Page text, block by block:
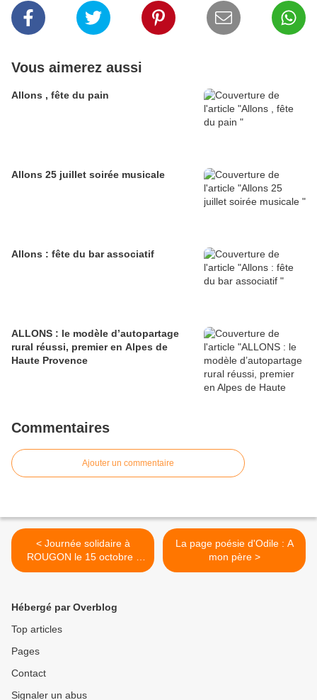
Vous aimerez aussi
Allons , fête du pain
Allons 25 juillet soirée musicale
Allons : fête du bar associatif
ALLONS : le modèle d’autopartage
rural réussi, premier en Alpes de
Haute Provence
Commentaires
Ajouter un commentaire
< Journée solidaire à
ROUGON le 15 octobre !
avec les associations
La page poésie d'Odile : A
mon père >
Hébergé par Overblog
Top articles
Pages
Contact
Signaler un abus